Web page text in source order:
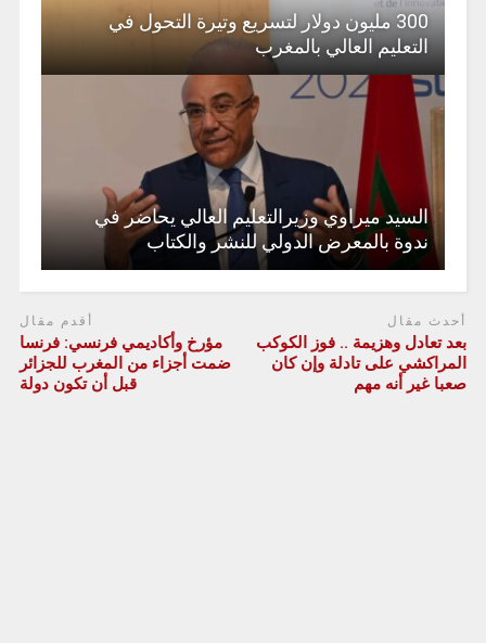
300 مليون دولار لتسريع وتيرة التحول في
التعليم العالي بالمغرب
السيد ميراوي وزيرالتعليم العالي يحاضر في
ندوة بالمعرض الدولي للنشر والكتاب
أحدث مقال
بعد تعادل وهزيمة .. فوز الكوكب
المراكشي على تادلة وإن كان
صعبا غير أنه مهم
أقدم مقال
مؤرخ وأكاديمي فرنسي: فرنسا
ضمت أجزاء من المغرب للجزائر
قبل أن تكون دولة